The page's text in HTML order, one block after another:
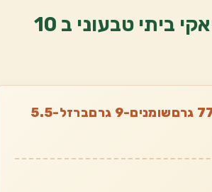
בואו נלמד איך מכינים נודלס וטופו ברוטב טריאקי ביתי טבעוני ב 10
ערכים תזונתיים למנה מתוך 2:חלבונים-26.5 גרםפחמימות-77 גרםשומנים-9 גרםברזל-5.5